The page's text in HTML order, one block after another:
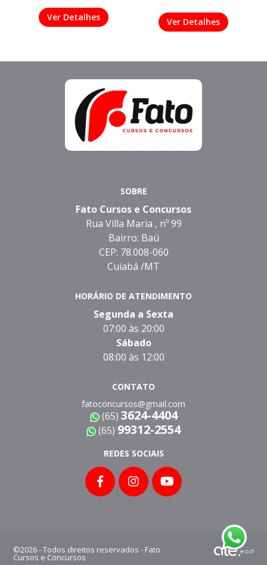
Ver Detalhes Ver Detalhes
SOBRE
Fato Cursos e Concursos
Rua Villa Maria , nº 99
Bairro: Baú
CEP: 78.008-060
Cuiabá /MT
HORÁRIO DE ATENDIMENTO
Segunda a Sexta
07:00 às 20:00
Sábado
08:00 às 12:00
CONTATO
fatoconcursos@gmail.com
(65) 3624-4404
(65) 99312-2554
REDES SOCIAIS
©2026 - Todos direitos reservados - Fato
Cursos e Concursos